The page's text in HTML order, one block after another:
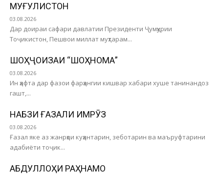
МУҒУЛИСТОН
03.08.2026
Дар доираи сафари давлатии Президенти Ҷумҳурии
Тоҷикистон, Пешвои миллат муҳтарам...
ШОҲҶОИЗАИ “ШОҲНОМА”
03.08.2026
Ин ҳафта дар фазои фарҳангии кишвар хабари хуше танинандоз
гашт,...
НАБЗИ ҒАЗАЛИ ИМРӮЗ
03.08.2026
Ғазал яке аз жанрҳои куҳантарин, зеботарин ва маъруфтарини
адабиёти тоҷик...
АБДУЛЛОҲИ РАҲНАМО